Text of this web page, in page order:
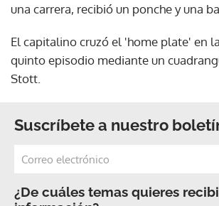
una carrera, recibió un ponche y una
El capitalino cruzó el 'home plate' en
quinto episodio mediante un
Stott.
Suscríbete a nuestro
¿De cuáles temas quieres